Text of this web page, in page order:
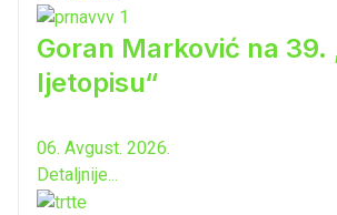
Goran Marković na 39.
ljetopisu“
06. Avgust. 2026.
Detaljnije...